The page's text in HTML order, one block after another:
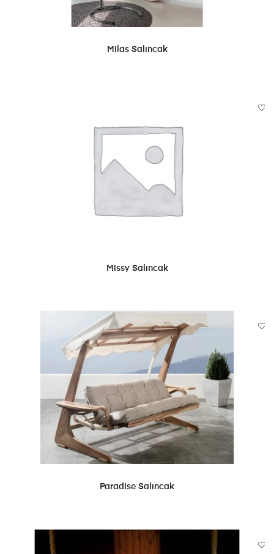
DEVAMINI OKU
Milas Salıncak
DEVAMINI OKU
Missy Salıncak
DEVAMINI OKU
Paradise Salıncak